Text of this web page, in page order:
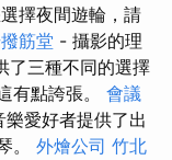
擇夜間遊輪，請
筋堂 - 攝影的理
了三種不同的選擇
有點誇張。 會議
愛好者提供了出
。 外燴公司 竹北